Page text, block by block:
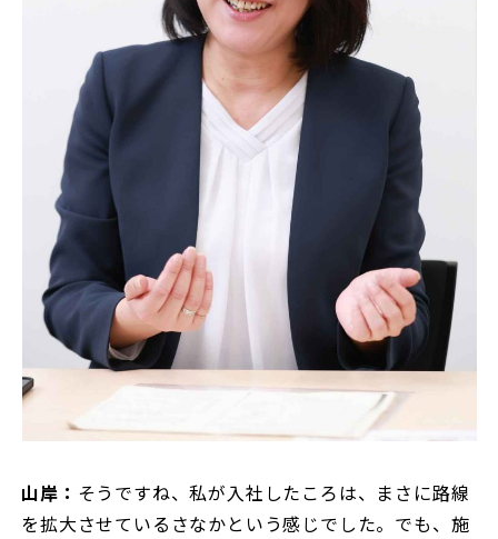
山岸： そうですね、私が入社したころは、まさに路線
を拡大させているさなかという感じでした。でも、施